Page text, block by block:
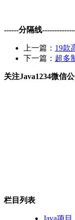
------分隔线
上一篇： 19款
下一篇： 超多
关注Java1234微信
栏目列表
Java项目